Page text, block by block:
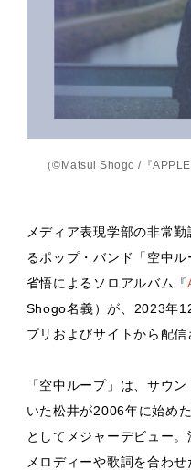
（©Matsui Shogo /『
メディア表現学部の非常
るポップ・バンド「空中
省悟によるソロアルバム『
Shogo名義）が、2023年
プリおよびサイトから配信
「空中ループ」は、サウ
いた松井が2006年に始め
としてメジャーデビュー
メロディーや歌詞を合わ